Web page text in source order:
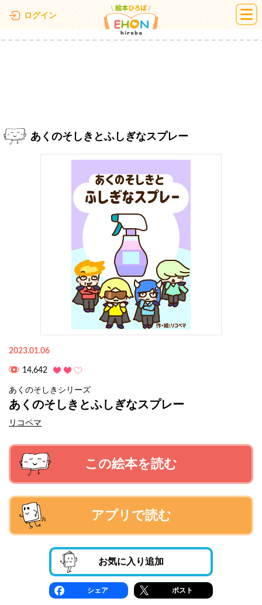
ログイン 絵本ひろば
あくのそしきとふしぎなスプレー
2023.01.06
14,642
あくのそしきシリーズ
あくのそしきとふしぎなスプレー
リコペマ
この絵本を読む
アプリで読む
お気に入り追加
シェア ポスト